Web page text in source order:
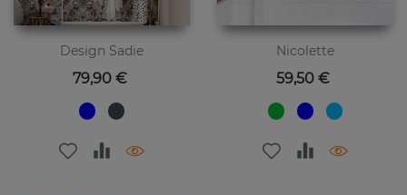
Design Sadie
Preis
79,90 €
Nicolette
Preis
59,50 €